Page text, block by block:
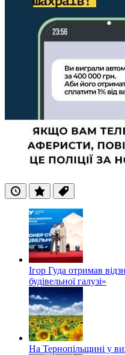
ОстанніПопулярні
Теги
Ігор Гуда отримав
будівельної галузі»
На Тернопільщині у